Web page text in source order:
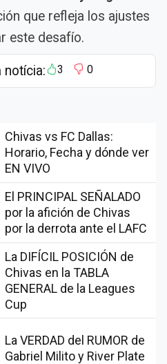
que refleja los ajustes
este desafío.
notícia: 3 0
Chivas vs FC Dallas:
Horario, Fecha y dónde ver
EN VIVO
El PRINCIPAL SEÑALADO
por la afición de Chivas
por la derrota ante el LAFC
La DIFÍCIL POSICIÓN de
Chivas en la TABLA
GENERAL de la Leagues
Cup
La VERDAD del RUMOR de
Gabriel Milito y River Plate